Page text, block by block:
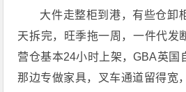
大件走整柜到港，有些仓卸
天拆完，旺季拖一周，一件代发
营仓基本24小时上架，GBA英国
那边专做家具，叉车通道留得宽